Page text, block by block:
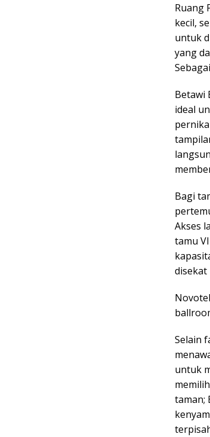
Ruang
kecil,
untuk
yang
Betawi
ideal
Bagi
Akses
tamu
disekat
Selain
untuk
taman;